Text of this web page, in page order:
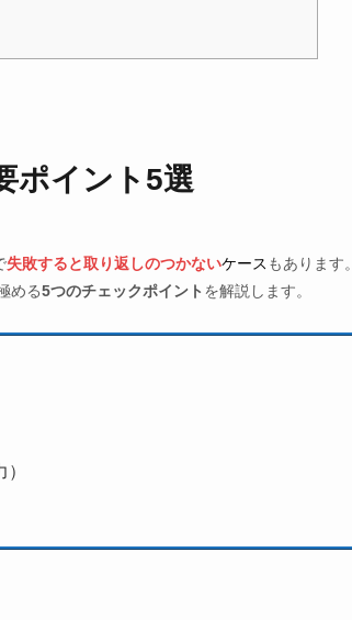
ポイント5選
失敗すると取り返しのつかないケース もあります。
める5つのチェックポイント を解説します。